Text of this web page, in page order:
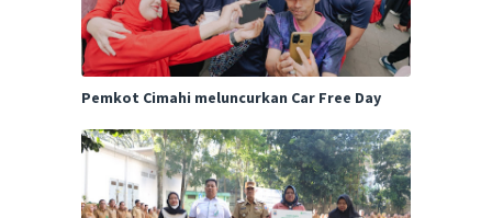
Pemkot Cimahi meluncurkan Car Free Day